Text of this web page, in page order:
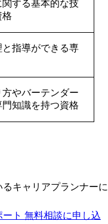
する基本的な技
格
指導ができる専
やバーテンダー
知識を持つ資格
キャリアプランナーに
ト 無料相談に申し込